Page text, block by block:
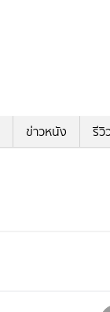
ข่าวหนัง รีวิ